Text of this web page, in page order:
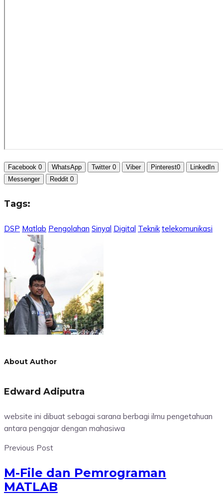
Facebook 0 WhatsApp Twitter 0 Viber Pinterest0
LinkedIn
Messenger
Reddit 0
Tags:
DSP Matlab Pengolahan Sinyal Digital Teknik telekomunikasi
About Author
Edward Adiputra
website ini dibuat sebagai sarana berbagi ilmu pengetahuan
antara pengajar dengan mahasiwa
Previous Post
M-File dan Pemrograman
MATLAB